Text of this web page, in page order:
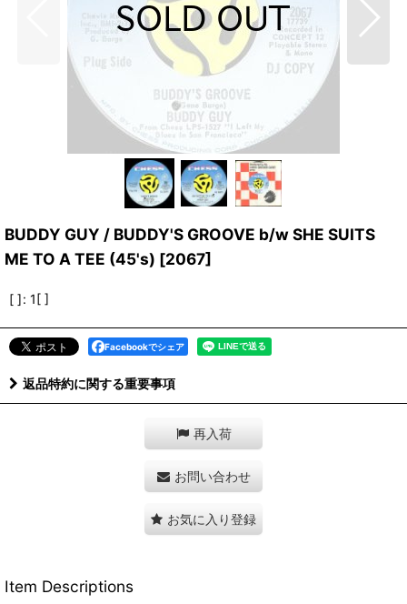
BUDDY GUY / BUDDY'S GROOVE b/w SHE SUITS
ME TO A TEE (45's) [2067]
[ ]: 1[ ]
Facebookでシェア
返品特約に関する重要事項
再入荷
お問い合わせ
お気に入り登録
Item Descriptions